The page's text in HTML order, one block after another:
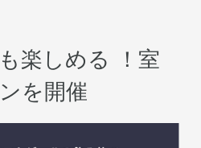
楽しめる ！室
を開催